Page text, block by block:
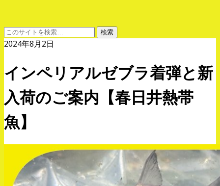
2024年8月2日
インペリアルゼブラ着弾と新
入荷のご案内【春日井熱帯
魚】